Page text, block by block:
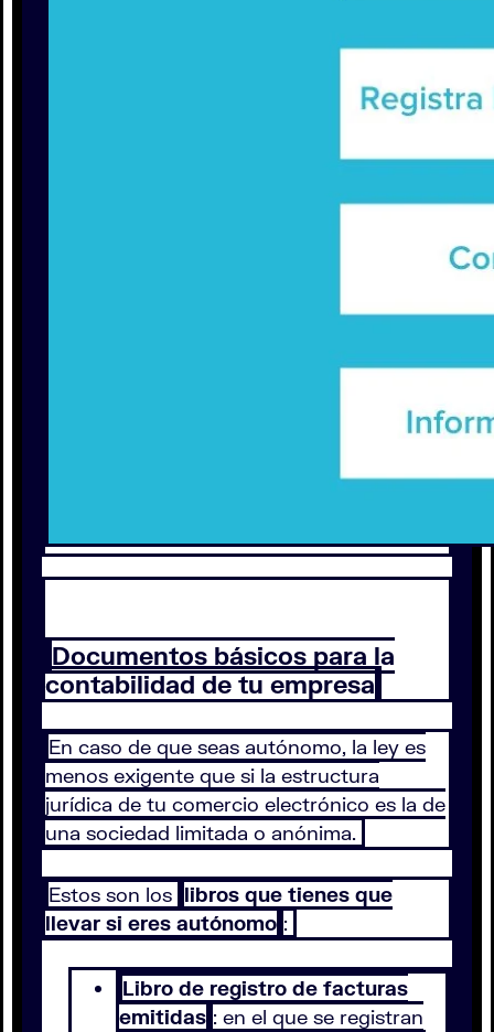
Documentos básicos para la
contabilidad de tu empresa
En caso de que seas autónomo, la ley es
menos exigente que si la estructura
jurídica de tu comercio electrónico es la de
una sociedad limitada o anónima.
Estos son los libros que tienes que
llevar si eres autónomo :
Libro de registro de facturas
emitidas : en el que se registran